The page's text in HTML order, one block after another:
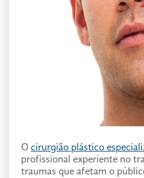
O cirurgião plástico
profissional experiente no
traumas que afetam o